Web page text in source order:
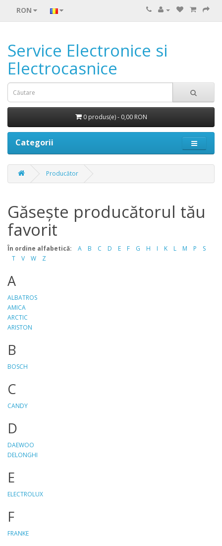
RON
Service Electronice si
Electrocasnice
0 produs(e) - 0,00 RON
Categorii
Producător
Găseşte producătorul tău
favorit
În ordine alfabetică: A B C D E F G H I K L M P
S
T
V W Z
A
ALBATROS
AMICA
ARCTIC
ARISTON
B
BOSCH
C
CANDY
D
DAEWOO
DELONGHI
E
ELECTROLUX
F
FRANKE